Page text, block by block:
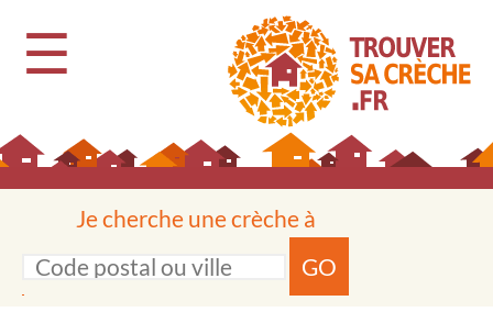
☰
Je cherche une crèche à
GO